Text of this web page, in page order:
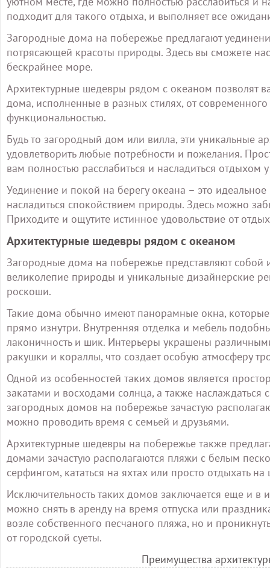
подходит для такого отдыха, и выполняет все
Загородные дома на побережье предлагают
потрясающей красоты природы. Здесь вы сможете
бескрайнее море.
Архитектурные шедевры рядом с океаном позволят
дома, исполненные в разных стилях, от
функциональностью.
Будь то загородный дом или вилла, эти уникальные
удовлетворить любые потребности и пожелания.
вам полностью расслабиться и насладиться отдыхом
Уединение и покой на берегу океана – это идеальное
насладиться спокойствием природы. Здесь можно
Приходите и ощутите истинное удовольствие от
Архитектурные шедевры рядом с океаном
Загородные дома на побережье представляют
великолепие природы и уникальные дизайнерские
роскоши.
Такие дома обычно имеют панорамные окна,
прямо изнутри. Внутренняя отделка и мебель
лаконичность и шик. Интерьеры украшены
ракушки и кораллы, что создает особую атмосферу
Одной из особенностей таких домов является
закатами и восходами солнца, а также
загородных домов на побережье зачастую
можно проводить время с семьей и друзьями.
Архитектурные шедевры на побережье также
домами зачастую располагаются пляжи с белым
серфингом, кататься на яхтах или просто отдыхать
Исключительность таких домов заключается еще и в
можно снять в аренду на время отпуска или
возле собственного песчаного пляжа, но и
от городской суеты.
Преимущества